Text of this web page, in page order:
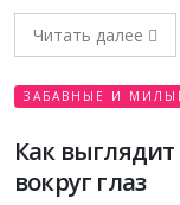
Читать далее
ЗАБАВНЫЕ И
Как
вокруг глаз